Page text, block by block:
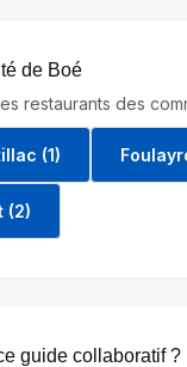
de Boé
restaurants des
(1)
(2)
guide collaboratif ?